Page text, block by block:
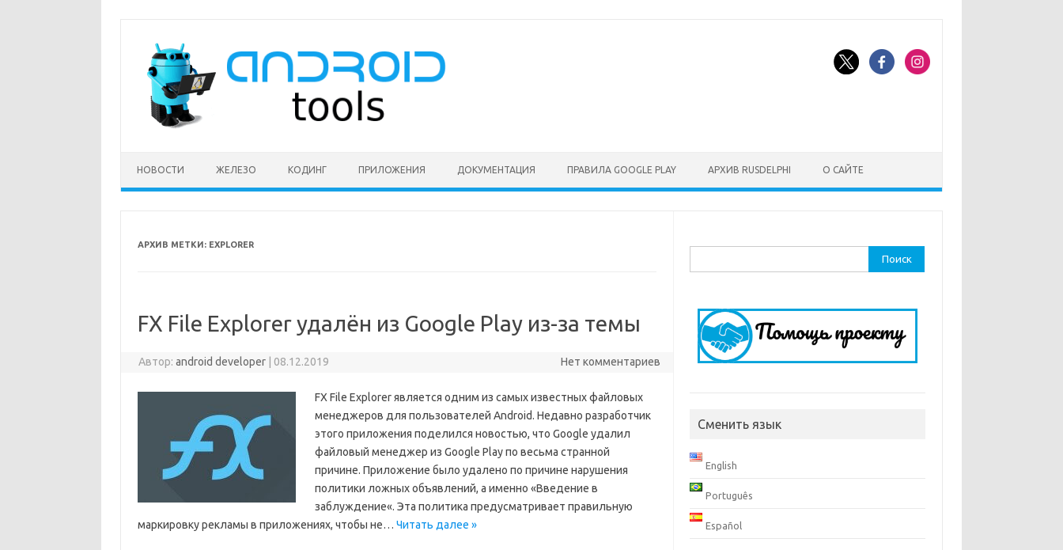
содержимому
НОВОСТИ ЖЕЛЕЗО КОДИНГ ПРИЛОЖЕНИЯ ДОКУМЕНТАЦИЯ ПРАВИЛА GOOGLE PLAY АРХИВ RUSDELPHI О САЙТЕ
АРХИВ МЕТКИ: EXPLORER
FX File Explorer удалён из Google Play из-за темы
Автор:android developer 08.12.2019 Нет комментариев
FX File Explorer является одним из самых известных файловых
менеджеров для пользователей Android. Недавно разработчик
этого приложения поделился новостью, что Google удалил
файловый менеджер из Google Play по весьма странной
причине. Приложение было удалено по причине нарушения
политики ложных объявлений, а именно «Введение в
заблуждение«. Эта политика предусматривает правильную
маркировку рекламы в приложениях, чтобы не… Читать далее »
Сменить язык
English
Português
Español